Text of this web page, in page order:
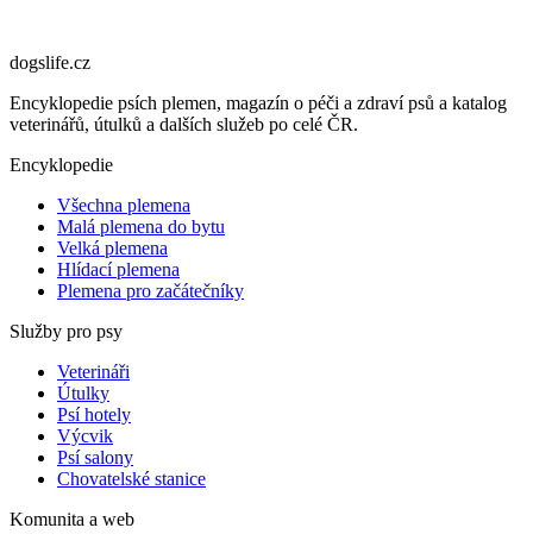
dogslife.cz
Encyklopedie psích plemen, magazín o péči a zdraví psů a katalog
veterinářů, útulků a dalších služeb po celé ČR.
Encyklopedie
Všechna plemena
Malá plemena do bytu
Velká plemena
Hlídací plemena
Plemena pro začátečníky
Služby pro psy
Veterináři
Útulky
Psí hotely
Výcvik
Psí salony
Chovatelské stanice
Komunita a web